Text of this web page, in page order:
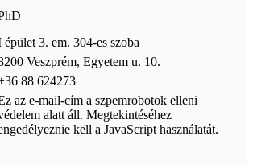
épület 3. em. 304-es szoba
Veszprém, Egyetem u. 10.
88 624273
az e-mail-cím a szpemrobotok elleni
alatt áll. Megtekintéséhez
kell a JavaScript használatát.